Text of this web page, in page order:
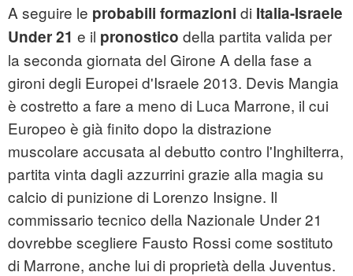
A seguire le probabili formazioni di Italia-Israele
Under 21 e il pronostico della partita valida per
la seconda giornata del Girone A della fase a
gironi degli Europei d'Israele 2013. Devis Mangia
è costretto a fare a meno di Luca Marrone, il cui
Europeo è già finito dopo la distrazione
muscolare accusata al debutto contro l'Inghilterra,
partita vinta dagli azzurrini grazie alla magia su
calcio di punizione di Lorenzo Insigne. Il
commissario tecnico della Nazionale Under 21
dovrebbe scegliere Fausto Rossi come sostituto
di Marrone, anche lui di proprietà della Juventus.